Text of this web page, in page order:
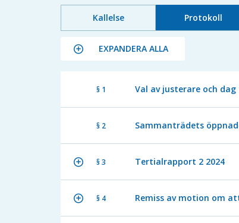
Kallelse Protokoll
EXPANDERA ALLA
§ 1 Val av justerare och
§ 2 Sammanträdets
§ 3 Tertialrapport 2 2024
§ 4 Remiss av motion om